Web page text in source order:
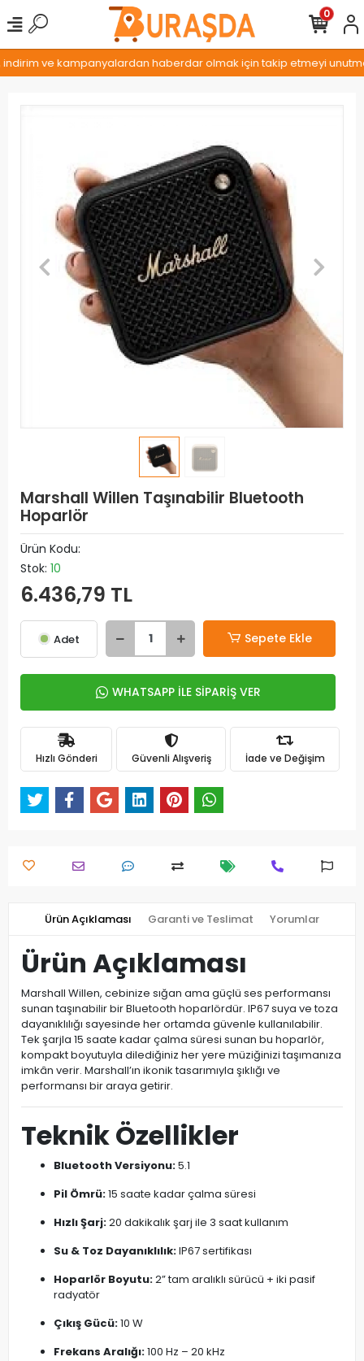
ve kampanyalardan haberdar olmak için takip etmeyi
0
Marshall Willen Taşınabilir Bluetooth
Hoparlör
Ürün Kodu:
Stok: 10
6.436,79 TL
Adet Sepete Ekle
WHATSAPP İLE SİPARİŞ VER
Hızlı Gönderi Güvenli Alışveriş İade ve Değişim
Ürün Açıklaması Garanti ve Teslimat Yorumlar
Ürün Açıklaması
Marshall Willen, cebinize sığan ama güçlü ses performansı
sunan taşınabilir bir Bluetooth hoparlördür. IP67 suya ve toza
dayanıklılığı sayesinde her ortamda güvenle kullanılabilir.
Tek şarjla 15 saate kadar çalma süresi sunan bu hoparlör,
kompakt boyutuyla dilediğiniz her yere müziğinizi taşımanıza
imkân verir. Marshall’ın ikonik tasarımıyla şıklığı ve
performansı bir araya getirir.
Teknik Özellikler
Bluetooth Versiyonu:5.1
Pil Ömrü:15 saate kadar çalma süresi
Hızlı Şarj:20 dakikalık şarj ile 3 saat kullanım
Su & Toz Dayanıklılık:IP67 sertifikası
Hoparlör Boyutu:2” tam aralıklı sürücü + iki pasif
radyatör
Çıkış Gücü:10 W
Frekans Aralığı:100 Hz – 20 kHz